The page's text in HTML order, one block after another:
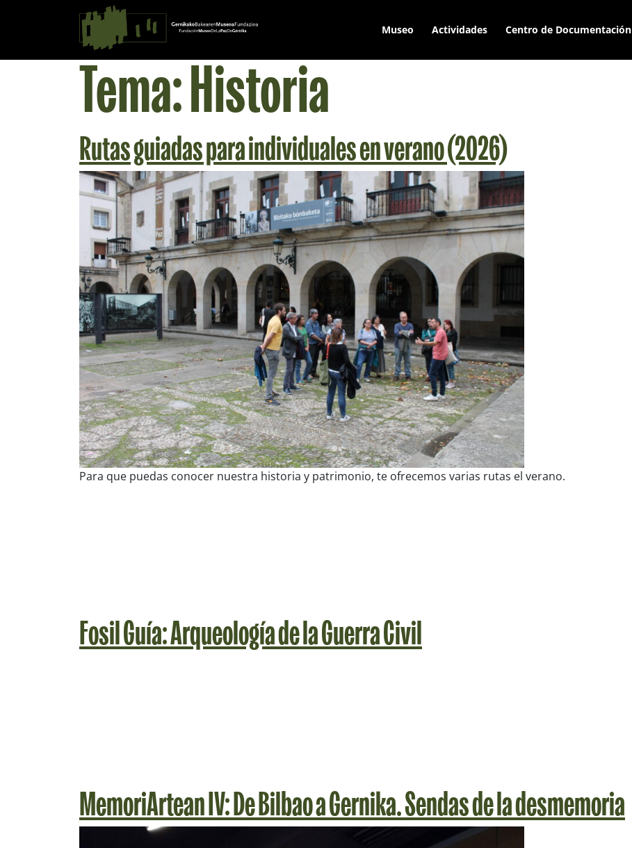
Saltar al contingut
Navegación principal
Museo Actividades Centro de Documentación
Tema:Historia
Rutas guiadas para individuales en verano (2026)
Para que puedas conocer nuestra historia y patrimonio, te ofrecemos varias rutas el verano.
Fosil Guía: Arqueología de la Guerra Civil
MemoriArtean IV: De Bilbao a Gernika. Sendas de la desmemoria